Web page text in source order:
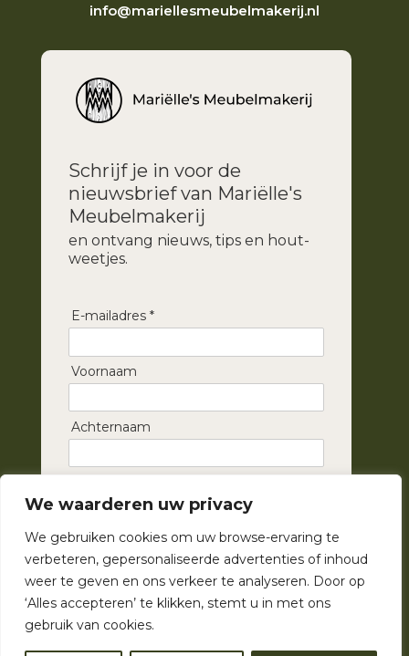
We waarderen uw privacy
We gebruiken cookies om uw browse-ervaring te
verbeteren, gepersonaliseerde advertenties of inhoud
weer te geven en ons verkeer te analyseren. Door op
‘Alles accepteren’ te klikken, stemt u in met ons
gebruik van cookies.
info@mariellesmeubelmakerij.nl
Schrijf je in voor de
nieuwsbrief van Mariëlle's
Meubelmakerij
en ontvang nieuws, tips en hout-
weetjes.
E-mailadres *
Voornaam
Achternaam
Inschrijven ➞
© Mariëlle’s Meubelmakerij |
voorwaarden| Webdesign byWebHuggers